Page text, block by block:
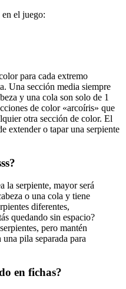
el juego:
para cada extremo
Una sección media siempre
y una cola son solo de 1
de color «arcoíris» que
otra sección de color. El
extender o tapar una serpiente
la serpiente, mayor será
o una cola y tiene
diferentes,
quedando sin espacio?
pero mantén
una pila separada para
en fichas?